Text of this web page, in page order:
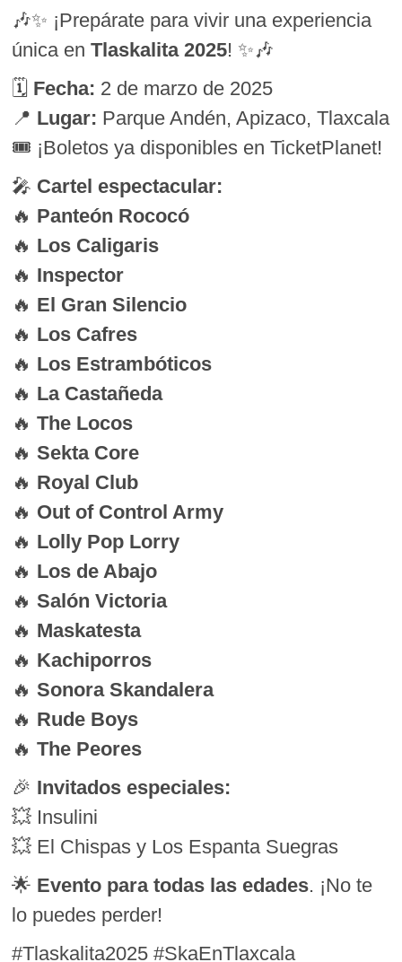
🎶✨ ¡Prepárate para vivir una experiencia
única enTlaskalita 2025! ✨🎶
🗓️ Fecha: 2 de marzo de 2025
📍 Lugar: Parque Andén, Apizaco, Tlaxcala
🎟️ ¡Boletos ya disponibles en TicketPlanet!
🎤 Cartel espectacular:
🔥 Panteón Rococó
🔥 Los Caligaris
🔥 Inspector
🔥 El Gran Silencio
🔥 Los Cafres
🔥 Los Estrambóticos
🔥 La Castañeda
🔥The Locos
🔥Sekta Core
🔥 Royal Club
🔥 Out of Control Army
🔥 Lolly Pop Lorry
🔥 Los de Abajo
🔥Salón Victoria
🔥 Maskatesta
🔥 Kachiporros
🔥Sonora Skandalera
🔥 Rude Boys
🔥The Peores
🎉 Invitados especiales:
💥 Insulini
💥 El Chispas y Los Espanta Suegras
🌟 Evento para todas las edades. ¡No te
lo puedes perder!
#Tlaskalita2025 #SkaEnTlaxcala